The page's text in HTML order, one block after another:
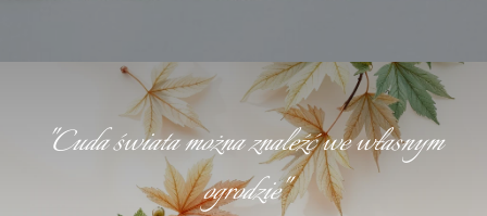
"Cuda świata można znaleźć we własnym
ogrodzie"